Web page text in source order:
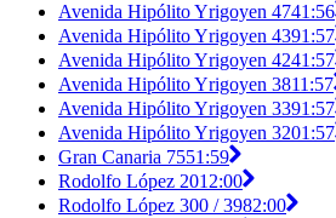
Avenida Hipólito Yrigoyen 4741:56
Avenida Hipólito Yrigoyen 4391:57
Avenida Hipólito Yrigoyen 4241:57
Avenida Hipólito Yrigoyen 3811:57
Avenida Hipólito Yrigoyen 3391:57
Avenida Hipólito Yrigoyen 3201:57
Gran Canaria 7551:59
Rodolfo López 201 2:00
Rodolfo López 300 / 3982:00